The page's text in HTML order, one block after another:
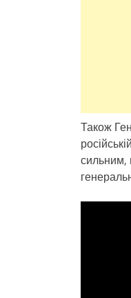
Також
сильним,